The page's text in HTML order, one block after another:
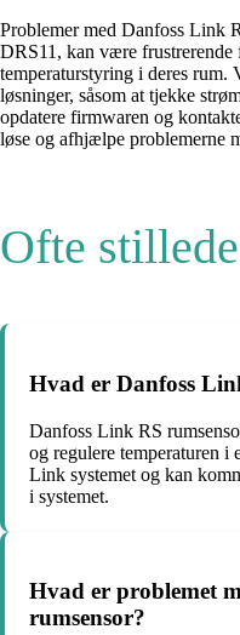
Problemer med Danfoss Link
DRS11, kan være
temperaturstyring i deres rum.
løsninger, såsom at tjekke
opdatere firmwaren og
løse og afhjælpe problemerne
Ofte
Hvad er Danfoss
Danfoss Link RS
og regulere temperaturen i
Link systemet og kan
i systemet.
Hvad er problemet
rumsensor?